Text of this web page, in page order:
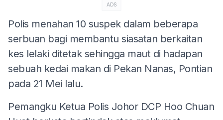
ADS
Polis menahan 10 suspek dalam beberapa
serbuan bagi membantu siasatan berkaitan
kes lelaki ditetak sehingga maut di hadapan
sebuah kedai makan di Pekan Nanas, Pontian
pada 21 Mei lalu.
Pemangku Ketua Polis Johor DCP Hoo Chuan